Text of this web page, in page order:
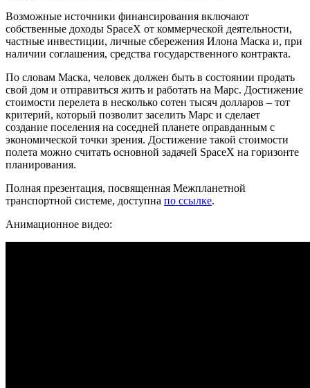
Возможные источники финансирования включают
собственные доходы SpaceX от коммерческой деятельности,
частные инвестиции, личные сбережения Илона Маска и, при
наличии соглашения, средства государственного контракта.
По словам Маска, человек должен быть в состоянии продать
свой дом и отправиться жить и работать на Марс. Достижение
стоимости перелета в несколько сотен тысяч долларов – тот
критерий, который позволит заселить Марс и сделает
создание поселения на соседней планете оправданным с
экономической точки зрения. Достижение такой стоимости
полета можно считать основной задачей SpaceX на горизонте
планирования.
Полная презентация, посвященная Межпланетной
транспортной системе, доступна по ссылке.
Анимационное видео: